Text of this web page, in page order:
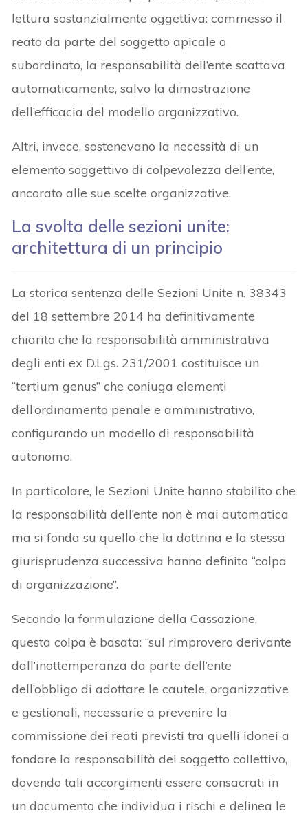
lettura sostanzialmente oggettiva: commesso il
reato da parte del soggetto apicale o
subordinato, la responsabilità dell’ente scattava
automaticamente, salvo la dimostrazione
dell’efficacia del modello organizzativo.
Altri, invece, sostenevano la necessità di un
elemento soggettivo di colpevolezza dell’ente,
ancorato alle sue scelte organizzative.
La svolta delle sezioni unite:
architettura di un principio
La storica sentenza delle Sezioni Unite n. 38343
del 18 settembre 2014 ha definitivamente
chiarito che la responsabilità amministrativa
degli enti ex D.Lgs. 231/2001 costituisce un
“tertium genus” che coniuga elementi
dell’ordinamento penale e amministrativo,
configurando un modello di responsabilità
autonomo.
In particolare, le Sezioni Unite hanno stabilito che
la responsabilità dell’ente non è mai automatica
ma si fonda su quello che la dottrina e la stessa
giurisprudenza successiva hanno definito “colpa
di organizzazione”.
Secondo la formulazione della Cassazione,
questa colpa è basata: “sul rimprovero derivante
dall’inottemperanza da parte dell’ente
dell’obbligo di adottare le cautele, organizzative
e gestionali, necessarie a prevenire la
commissione dei reati previsti tra quelli idonei a
fondare la responsabilità del soggetto collettivo,
dovendo tali accorgimenti essere consacrati in
un documento che individua i rischi e delinea le